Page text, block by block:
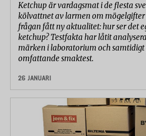
Ketchup är vardagsmat i de flesta
kölvattnet av larmen om
frågan fått ny aktualitet: hur ser det
ketchup? Testfakta har låtit
märken i laboratorium och
omfattande smaktest.
26 JANUARI